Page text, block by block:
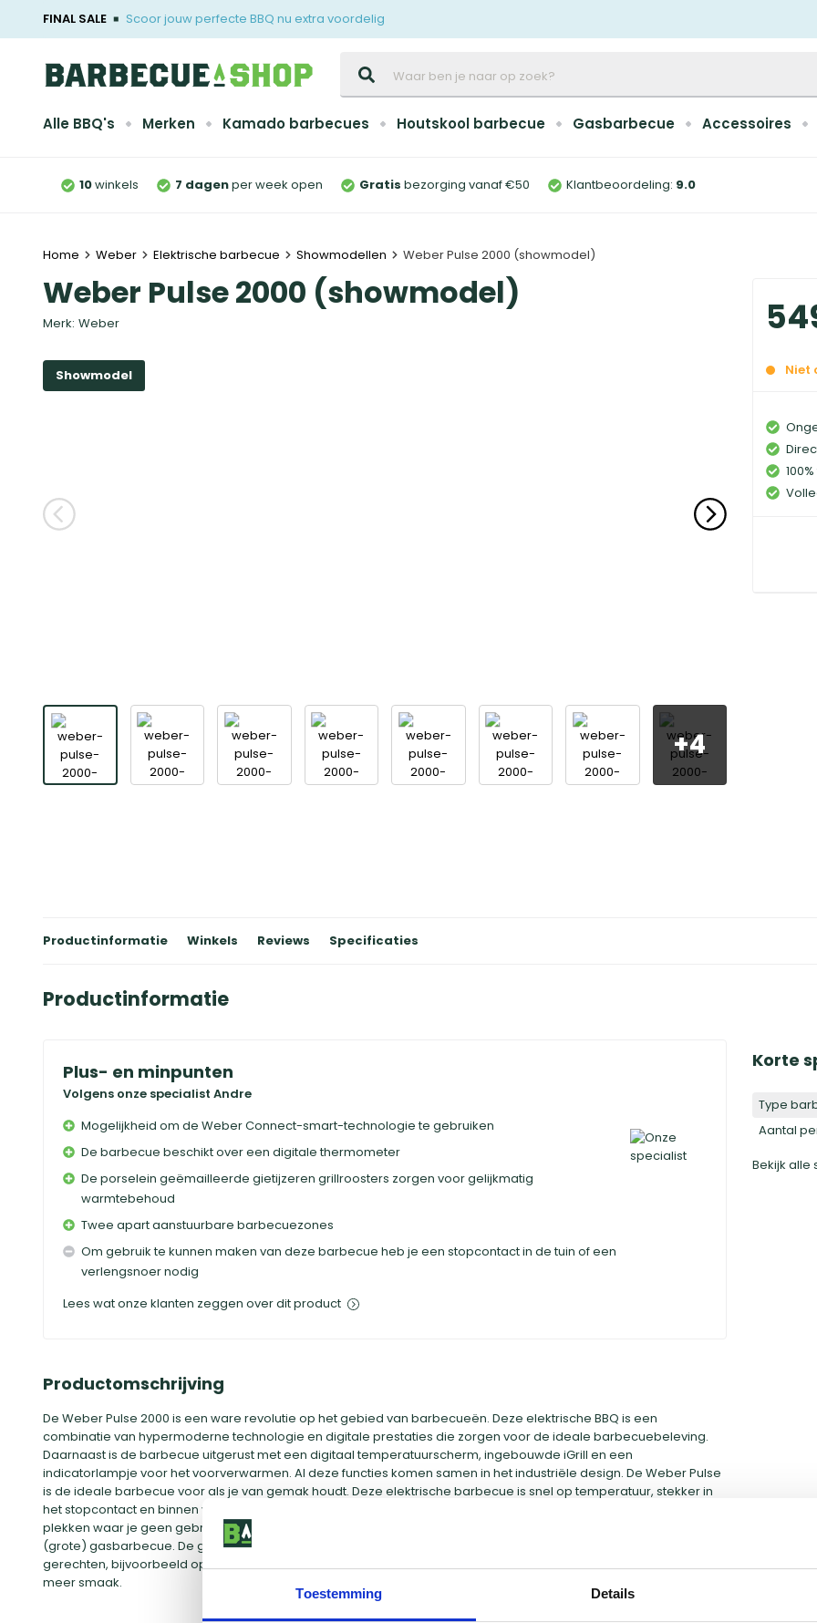
Toestemming Details
FINAL SALE Scoor jouw perfecte BBQ nu extra voordelig
Alle BBQ's Merken Kamado barbecues Houtskool barbecue Gasbarbecue Accessoires
10winkels 7 dagenper week open Gratis bezorging vanaf €50 Klantbeoordeling: 9.0
Home Weber Elektrische barbecue Showmodellen Weber Pulse 2000 (showmodel)
Weber Pulse 2000 (showmodel)
Merk: Weber
+4
Showmodel Niet
Productinformatie Winkels Reviews Specificaties
Productinformatie
Plus- en minpunten
Volgens onze specialist Andre
Mogelijkheid om de Weber Connect-smart-technologie te gebruiken
De barbecue beschikt over een digitale thermometer
De porselein geëmailleerde gietijzeren grillroosters zorgen voor gelijkmatig
warmtebehoud
Twee apart aanstuurbare barbecuezones
Om gebruik te kunnen maken van deze barbecue heb je een stopcontact in de tuin of een
verlengsnoer nodig
Lees wat onze klanten zeggen over dit product
Productomschrijving
De Weber Pulse 2000 is een ware revolutie op het gebied van barbecueën. Deze elektrische BBQ is een
combinatie van hypermoderne technologie en digitale prestaties die zorgen voor de ideale barbecuebeleving.
Daarnaast is de barbecue uitgerust met een digitaal temperatuurscherm, ingebouwde iGrill en een
indicatorlampje voor het voorverwarmen. Al deze functies komen samen in het industriële design. De Weber Pulse
is de ideale barbecue voor als je van gemak houdt. Deze elektrische barbecue is snel op temperatuur, stekker in
het stopcontact en binnen vijf minuten kun je aan de slag. Daarnaast is de Pulse de perfecte oplossing voor
plekken waar je geen gebruik mag maken van een houtskoolbarbecue of waar je weinig ruimte hebt voor een
(grote) gasbarbecue. De gietijzeren roosters op de Weber Pulse zorgen voor de perfecte grillmarkeringen op uw
gerechten, bijvoorbeeld op heerlijke steaks. De grillstrepen zien er niet alleen mooi uit, maar zorgen ook voor
meer smaak.
Korte
Type
Aantal
Bekijk alle